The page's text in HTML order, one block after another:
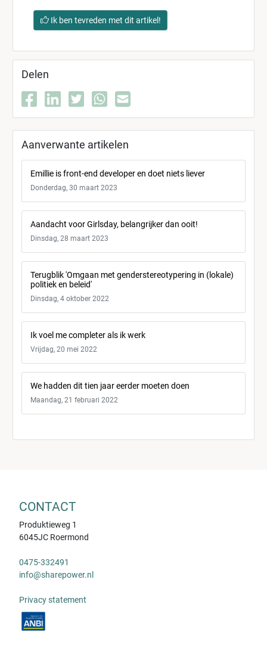
Ik ben tevreden met dit artikel!
Delen
Aanverwante artikelen
Emillie is front-end developer en doet niets liever
Donderdag, 30 maart 2023
Aandacht voor Girlsday, belangrijker dan ooit!
Dinsdag, 28 maart 2023
Terugblik 'Omgaan met genderstereotypering in (lokale)
politiek en beleid'
Dinsdag, 4 oktober 2022
Ik voel me completer als ik werk
Vrijdag, 20 mei 2022
We hadden dit tien jaar eerder moeten doen
Maandag, 21 februari 2022
CONTACT
Produktieweg 1
6045JC Roermond
0475-332491
info@sharepower.nl
Privacy statement